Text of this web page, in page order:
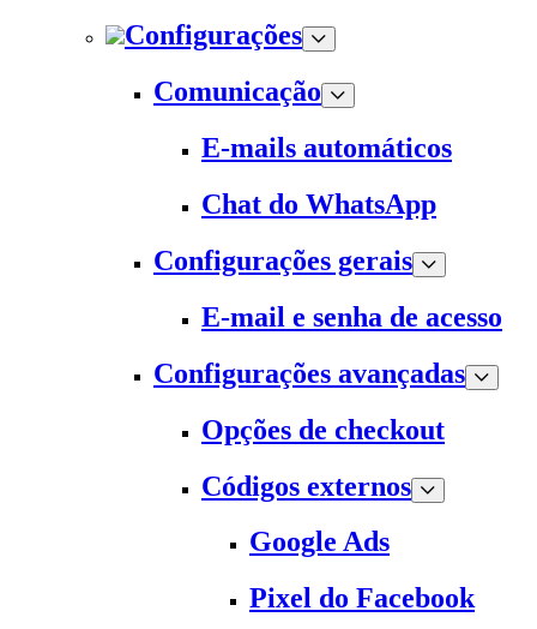
Configurações
Comunicação
E-mails automáticos
Chat do WhatsApp
Configurações gerais
E-mail e senha de acesso
Configurações avançadas
Opções de checkout
Códigos externos
Google Ads
Pixel do Facebook